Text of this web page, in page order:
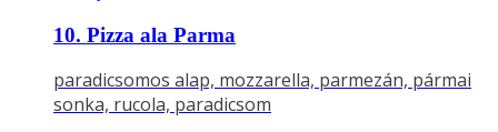
10. Pizza ala Parma
paradicsomos alap, mozzarella, parmezán, pármai
sonka, rucola, paradicsom